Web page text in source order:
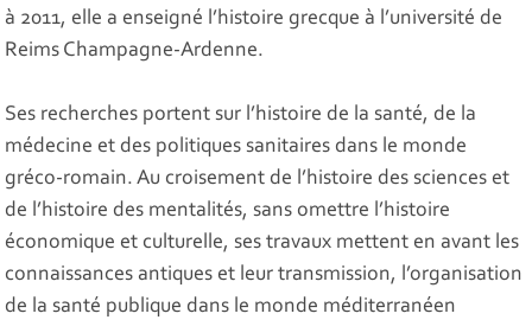
à 2011, elle a enseigné l’histoire grecque à l’université de
Reims Champagne-Ardenne.
Ses recherches portent sur l’histoire de la santé, de la
médecine et des politiques sanitaires dans le monde
gréco-romain. Au croisement de l’histoire des sciences et
de l’histoire des mentalités, sans omettre l’histoire
économique et culturelle, ses travaux mettent en avant les
connaissances antiques et leur transmission, l’organisation
de la santé publique dans le monde méditerranéen